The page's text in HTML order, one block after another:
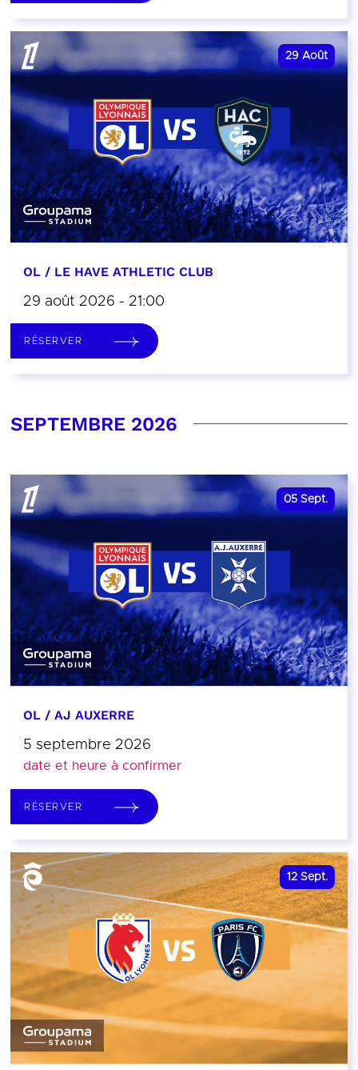
29 Août
OL / LE HAVE ATHLETIC CLUB
29 août 2026 - 21:00
RÉSERVER
SEPTEMBRE 2026
05 Sept.
OL / AJ AUXERRE
5 septembre 2026
date et heure à confirmer
RÉSERVER
12 Sept.